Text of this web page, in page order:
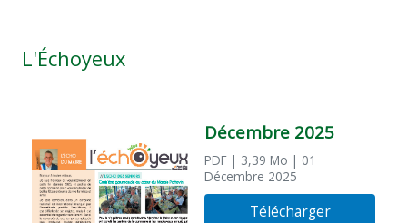
L'Échoyeux
Décembre 2025
PDF | 3,39 Mo | 01
Décembre 2025
Télécharger